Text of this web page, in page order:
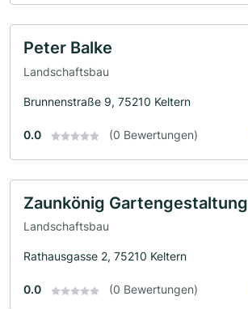
Peter Balke
Landschaftsbau
Brunnenstraße 9, 75210 Keltern
0.0 (0 Bewertungen)
Zaunkönig Gartengestaltung
Landschaftsbau
Rathausgasse 2, 75210 Keltern
0.0 (0 Bewertungen)